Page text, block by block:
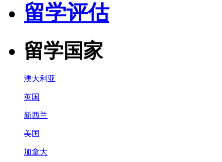
留学评估
留学国家
澳大利亚
英国
新西兰
美国
加拿大